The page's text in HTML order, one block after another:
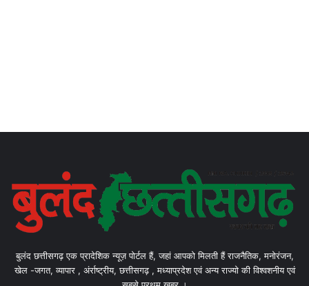
बुलंद छत्तीसगढ़ एक प्रादेशिक न्यूज़ पोर्टल हैं, जहां आपको मिलती हैं राजनैतिक, मनोरंजन,
खेल -जगत, व्यापार , अंर्राष्ट्रीय, छत्तीसगढ़ , मध्याप्रदेश एवं अन्य राज्यो की विश्वशनीय एवं